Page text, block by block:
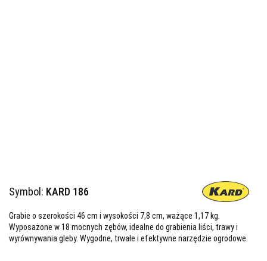
Symbol: KARD 186
Grabie o szerokości 46 cm i wysokości 7,8 cm, ważące 1,17 kg.
Wyposażone w 18 mocnych zębów, idealne do grabienia liści, trawy i
wyrównywania gleby. Wygodne, trwałe i efektywne narzędzie ogrodowe.